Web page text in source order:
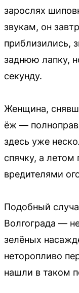
зарослях
звукам, он
приблизились,
заднюю лапку,
секунду.
Женщина,
ёж —
здесь уже
спячку, а летом
вредителями
Подобный
Волгограда —
зелёных
неторопливо
нашли в таком